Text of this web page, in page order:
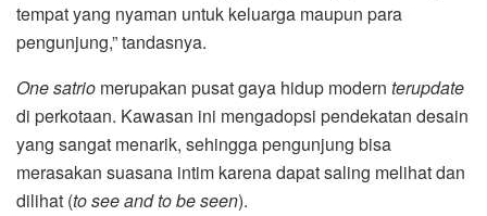
tempat yang nyaman untuk keluarga maupun para
pengunjung,” tandasnya.
One satrio merupakan pusat gaya hidup modern terupdate
di perkotaan. Kawasan ini mengadopsi pendekatan desain
yang sangat menarik, sehingga pengunjung bisa
merasakan suasana intim karena dapat saling melihat dan
dilihat (to see and to be seen).